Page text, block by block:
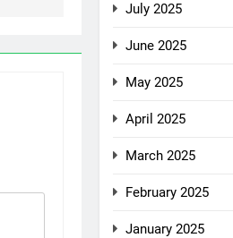
July 2025
June 2025
May 2025
April 2025
March 2025
February 2025
January 2025